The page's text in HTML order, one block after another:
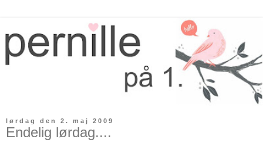
lørdag den 2. maj 2009
Endelig lørdag....